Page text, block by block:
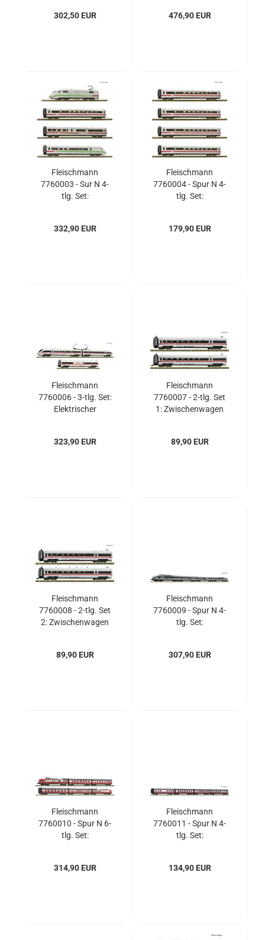
ÖBB, Ep.VI, Sound
302,50 EUR 476,90 EUR
Fleischmann
7760003 - Sur N 4-
tlg. Set:
332,90 EUR
Fleischmann
7760004 - Spur N 4-
tlg. Set:
DB AG
179,90 EUR
Fleischmann
7760006 - 3-tlg. Set:
Elektrischer
323,90 EUR
Fleischmann
7760007 - 2-tlg. Set
1: Zwischenwagen
89,90 EUR
Fleischmann
7760008 - 2-tlg. Set
2: Zwischenwagen
89,90 EUR
Fleischmann
7760009 - Spur N 4-
tlg. Set:
RailAdventure
307,90 EUR
Fleischmann
7760010 - Spur N 6-
tlg. Set:
Liebermann“, DR
314,90 EUR
Fleischmann
7760011 - Spur N 4-
tlg. Set:
DR
134,90 EUR